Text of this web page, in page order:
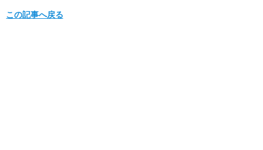
この記事へ戻る